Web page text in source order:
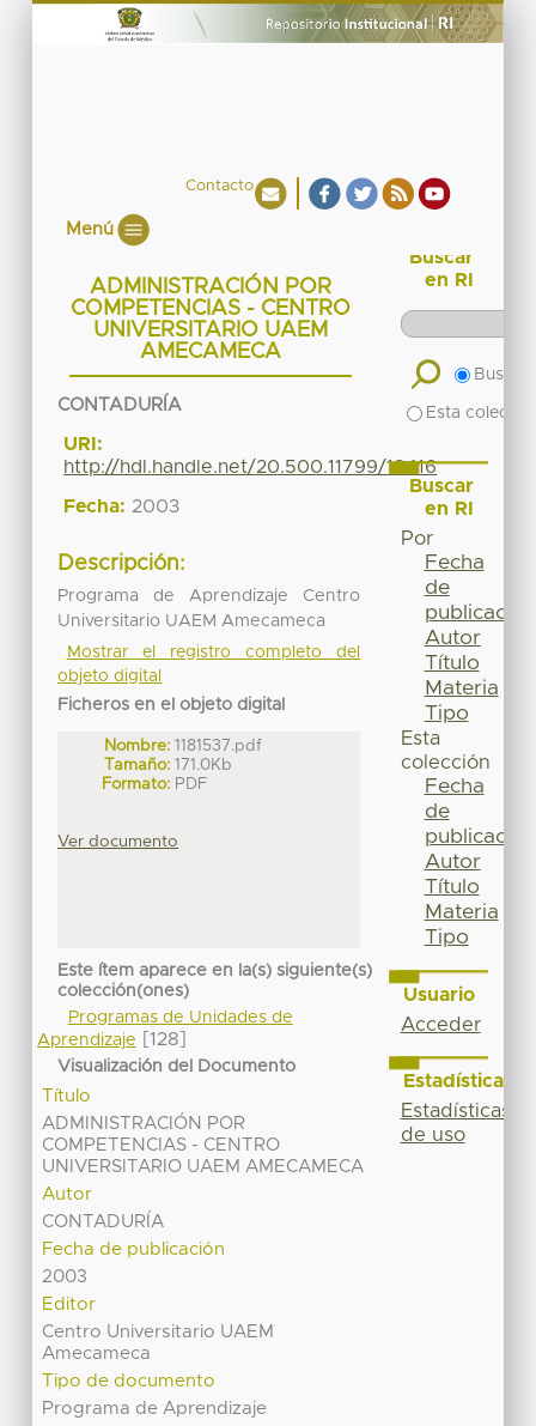
Contacto
Menú
ADMINISTRACIÓN POR
COMPETENCIAS - CENTRO
UNIVERSITARIO UAEM
AMECAMECA
CONTADURÍA
URI:
http://hdl.handle.net/20.500.11799/18416
Fecha: 2003
Descripción:
Programa de Aprendizaje Centro
Universitario UAEM Amecameca
Mostrar el registro completo del
objeto digital
Ficheros en el objeto digital
Nombre: 1181537.pdf
Tamaño: 171.0Kb
Formato: PDF
Ver documento
Este ítem aparece en la(s) siguiente(s)
colección(ones)
Programas de Unidades de
Aprendizaje
[128]
Visualización del Documento
Título
ADMINISTRACIÓN POR
COMPETENCIAS - CENTRO
UNIVERSITARIO UAEM AMECAMECA
Autor
CONTADURÍA
Fecha de publicación
2003
Editor
Centro Universitario UAEM
Amecameca
Tipo de documento
Programa de Aprendizaje
Buscar
en RI
Buscar
Esta
Buscar
en RI
Por
Fecha
de
publicación
Autor
Título
Materia
Tipo
Esta
colección
Fecha
de
publicación
Autor
Título
Materia
Tipo
Usuario
Acceder
Estadísticas
Estadísticas
de uso